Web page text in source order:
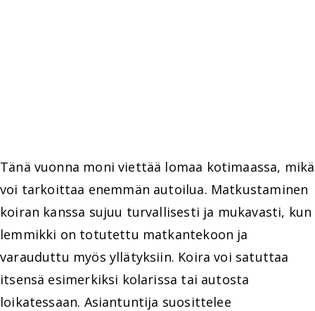
Tänä vuonna moni viettää lomaa kotimaassa, mikä
voi tarkoittaa enemmän autoilua. Matkustaminen
koiran kanssa sujuu turvallisesti ja mukavasti, kun
lemmikki on totutettu matkantekoon ja
varauduttu myös yllätyksiin. Koira voi satuttaa
itsensä esimerkiksi kolarissa tai autosta
loikatessaan. Asiantuntija suosittelee